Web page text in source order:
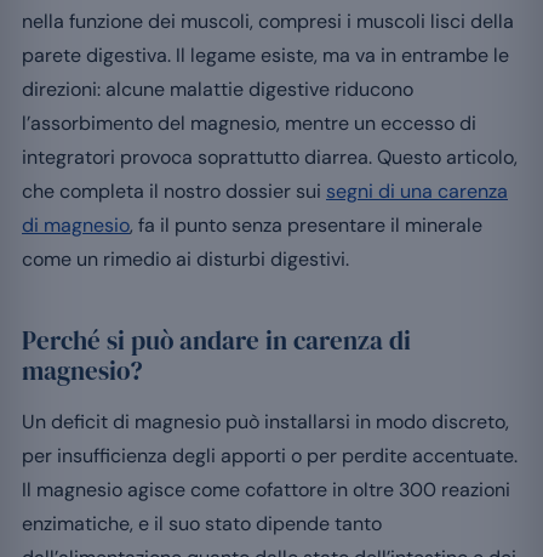
nella funzione dei muscoli, compresi i muscoli lisci della
parete digestiva. Il legame esiste, ma va in entrambe le
direzioni: alcune malattie digestive riducono
l’assorbimento del magnesio, mentre un eccesso di
integratori provoca soprattutto diarrea. Questo articolo,
che completa il nostro dossier sui segni di una carenza
di magnesio, fa il punto senza presentare il minerale
come un rimedio ai disturbi digestivi.
Perché si può andare in carenza di
magnesio?
Un deficit di magnesio può installarsi in modo discreto,
per insufficienza degli apporti o per perdite accentuate.
Il magnesio agisce come cofattore in oltre 300 reazioni
enzimatiche, e il suo stato dipende tanto